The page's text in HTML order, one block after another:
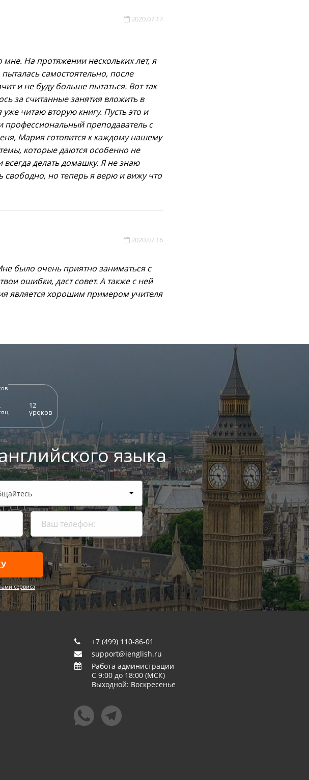
2020.07.17
мне. На протяжении нескольких лет, я
самостоятельно, после
и не буду больше пытаться. Вот так
за считанные занятия вложить в
читаю вторую книгу. Пусть это и
профессиональный преподаватель с
Мария готовится к каждому нашему
которые даются особенно не
всегда делать домашку. Я не знаю
свободно, но теперь я верю и вижу что
2020.07.16
было очень приятно заниматься с
ошибки, даст совет. А также с ней
является хорошим примером учителя
12
уроков
языка
сервиса
+7 (499) 110-86-01
support@ienglish.ru
Работа администрации
C 9:00 до 18:00 (МСК)
Выходной: Воскресенье